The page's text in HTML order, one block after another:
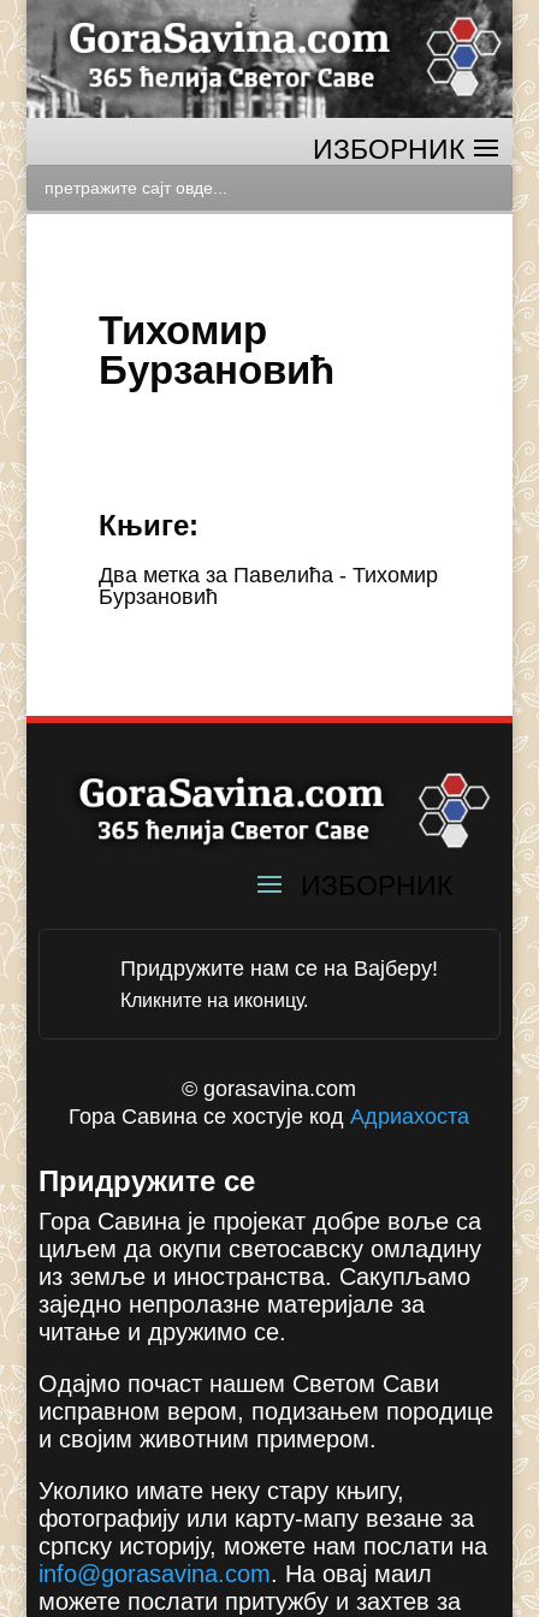
Тихомир
Бурзановић
Књиге:
Два метка за Павелића - Тихомир
Бурзановић
Придружите нам се на Вајберу!
Кликните на иконицу.
© gorasavina.com
Гора Савина се хостује кодАдриахоста
Придружите се
Гора Савина је пројекат добре воље са
циљем да окупи светосавску омладину
из земље и иностранства. Сакупљамо
заједно непролазне материјале за
читање и дружимо се.
Одајмо почаст нашем Светом Сави
исправном вером, подизањем породице
и својим животним примером.
Уколико имате неку стару књигу,
фотографију или карту-мапу везане за
српску историју, можете нам послати на
info@gorasavina.com. На овај маил
можете послати притужбу и захтев за